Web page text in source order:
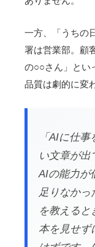
一方、「うちの
署は営業部。顧
の○○さん」とい
品質は劇的に変
「AIに仕
い文章が
AIの能力が
足りなかっ
を教えると
本を見せず